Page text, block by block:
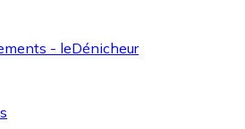
- leDénicheur